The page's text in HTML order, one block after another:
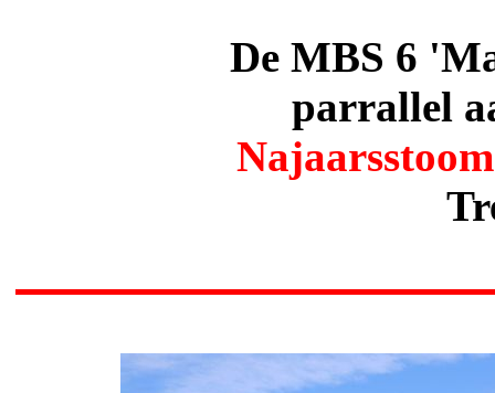
De MBS 6
parrallel